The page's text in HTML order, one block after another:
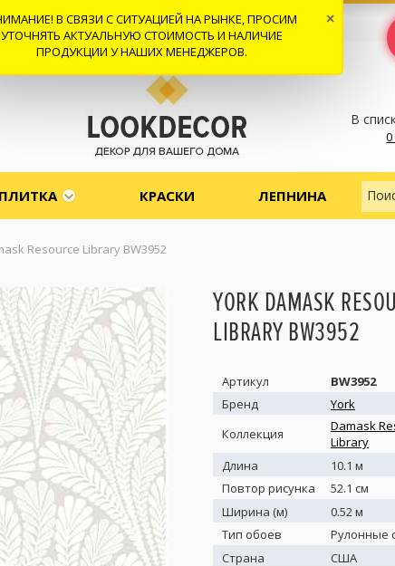
СОТРУДНИЧЕСТВО КОНТАКТЫ ОТЗЫВЫ
В
ПЛИТКА КРАСКИ ЛЕПНИНА
Resource Library BW3952
YORK DAMASK
LIBRARY BW3952
Артикул
BW3952
Бренд
York
Коллекция
Damask
Library
Длина
10.1 м
Повтор рисунка
52.1 см
Ширина (м)
0.52 м
Тип обоев
Рулонные
Страна
США
В СВЯЗИ С СИТУАЦИЕЙ НА РЫНКЕ, ПРОСИМ
УТОЧНЯТЬ АКТУАЛЬНУЮ СТОИМОСТЬ И НАЛИЧИЕ
ПРОДУКЦИИ У НАШИХ МЕНЕДЖЕРОВ.
×